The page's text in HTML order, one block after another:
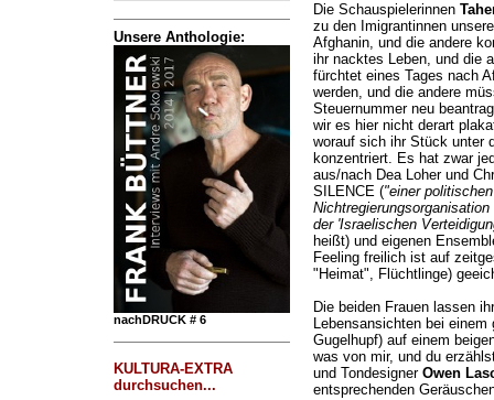
Unsere Anthologie:
nachDRUCK # 6
KULTURA-EXTRA
durchsuchen...
Die Schauspielerinnen
zu den Imigrantinnen
Afghanin, und die andere
ihr nacktes Leben, und die
fürchtet eines Tages nach
werden, und die andere
Steuernummer neu
wir es hier nicht derart
worauf sich ihr Stück unter
konzentriert. Es hat zwar
aus/nach Dea Loher und
SILENCE ("einer
der 'Israelischen
heißt) und eigenen
Feeling freilich ist auf
"Heimat", Flüchtlinge)
Die beiden Frauen lassen
Lebensansichten bei
Gugelhupf) auf einem
was von mir, und du
und Tondesigner Owen
entsprechenden